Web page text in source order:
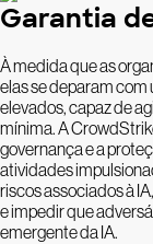
Garantia
À medida que as
elas se deparam com
elevados, capaz de
mínima. A
governança e a
atividades
riscos associados à
e impedir que
emergente da IA.